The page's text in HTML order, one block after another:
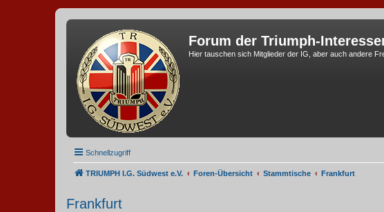
Forum der Triumph-
Hier tauschen sich Mitglieder der IG, aber auch andere
Schnellzugriff
TRIUMPH I.G. Südwest e.V. Foren-Übersicht Stammtische Frankfurt
Frankfurt